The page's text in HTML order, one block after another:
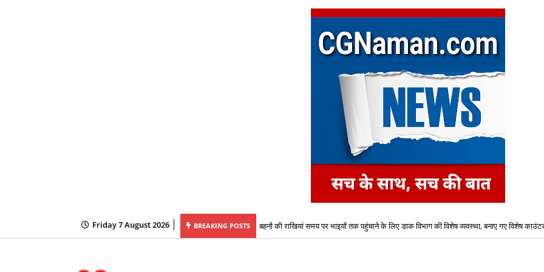
Friday 7 August 2026 BREAKING POSTS
बहनों की राखियां समय पर भाइयों तक पहुंचाने के लिए डाक विभाग की विशेष व्यवस्था, बनाए गए विशेष